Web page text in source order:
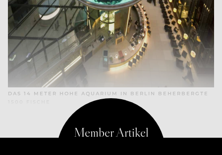
DAS 14 METER HOHE AQUARIUM IN BERLIN BEHERBERGTE